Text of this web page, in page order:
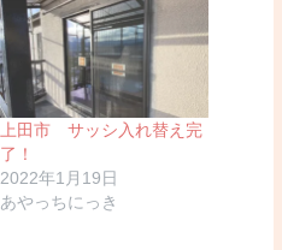
上田市 サッシ入れ替え完
了！
2022年1月19日
あやっちにっき